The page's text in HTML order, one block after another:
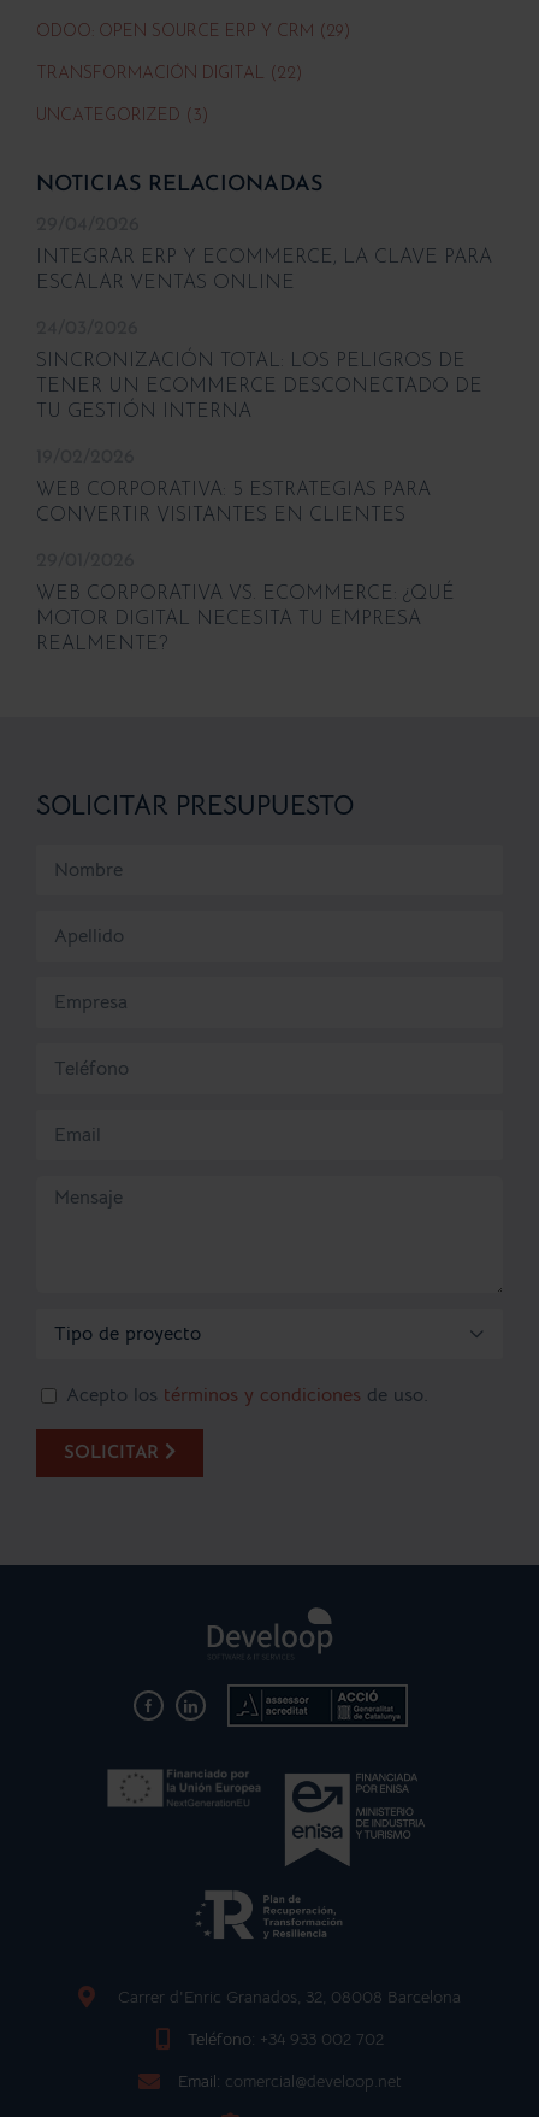
ODOO: OPEN SOURCE ERP Y CRM (29)
TRANSFORMACIÓN DIGITAL (22)
UNCATEGORIZED (3)
NOTICIAS RELACIONADAS
INTEGRAR ERP Y ECOMMERCE, LA CLAVE PARA
ESCALAR VENTAS ONLINE
SINCRONIZACIÓN TOTAL: LOS PELIGROS DE
TENER UN ECOMMERCE DESCONECTADO DE
TU GESTIÓN INTERNA
WEB CORPORATIVA: 5 ESTRATEGIAS PARA
CONVERTIR VISITANTES EN CLIENTES
WEB CORPORATIVA VS. ECOMMERCE: ¿QUÉ
MOTOR DIGITAL NECESITA TU EMPRESA
REALMENTE?
SOLICITAR PRESUPUESTO

Acepto los términos y condiciones de uso.
SOLICITAR
Carrer d'Enric Granados, 32, 08008 Barcelona
Teléfono: +34 933 002 702
Email: comercial@develoop.net